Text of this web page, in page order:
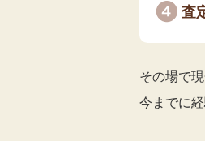
査
その場で
今までに